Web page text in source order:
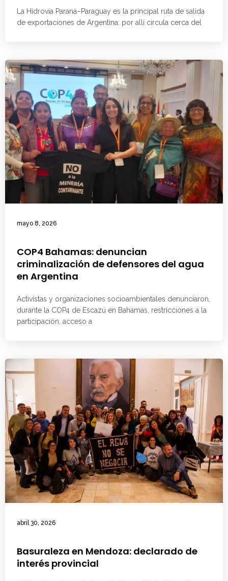
La Hidrovía Paraná–Paraguay es la principal ruta de salida
de exportaciones de Argentina: por allí circula cerca del
mayo 8, 2026
COP4 Bahamas: denuncian
criminalización de defensores del agua
en Argentina
Activistas y organizaciones socioambientales denunciaron,
durante la COP4 de Escazú en Bahamas, restricciones a la
participación, acceso a
abril 30, 2026
Basuraleza en Mendoza: declarado de
interés provincial